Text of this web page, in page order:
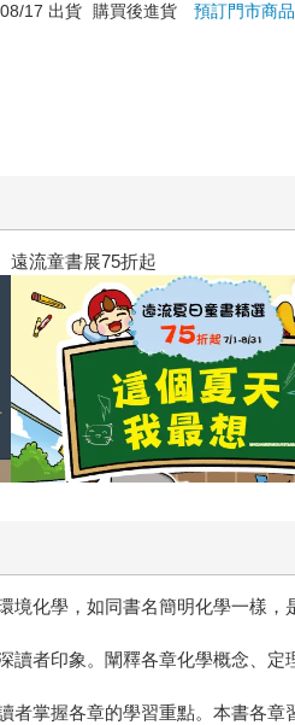
17 出貨 購買後進貨預訂門市商品
2026年8月金石堂強力推薦
化學，如同書名簡明化學一樣
印象。闡釋各章化學概念、定
掌握各章的學習重點。本書各章